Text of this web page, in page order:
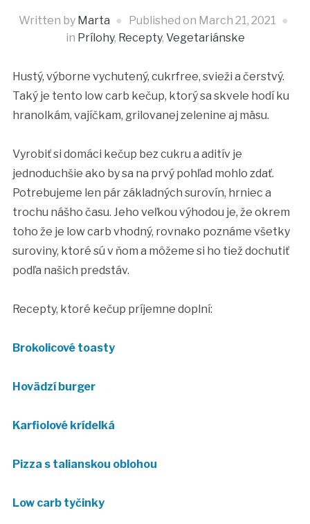
Written by Marta Published on March 21, 2021
in Prílohy, Recepty, Vegetariánske
Hustý, výborne vychutený, cukrfree, svieži a čerstvý.
Taký je tento low carb kečup, ktorý sa skvele hodí ku
hranolkám, vajíčkam, grilovanej zelenine aj mäsu.
Vyrobiť si domáci kečup bez cukru a aditív je
jednoduchšie ako by sa na prvý pohľad mohlo zdať.
Potrebujeme len pár základných surovín, hrniec a
trochu nášho času. Jeho veľkou výhodou je, že okrem
toho že je low carb vhodný, rovnako poznáme všetky
suroviny, ktoré sú v ňom a môžeme si ho tiež dochutiť
podľa našich predstáv.
Recepty, ktoré kečup príjemne doplní:
Brokolicové toasty
Hovädzí burger
Karfiolové krídelká
Pizza s talianskou oblohou
Low carb tyčinky